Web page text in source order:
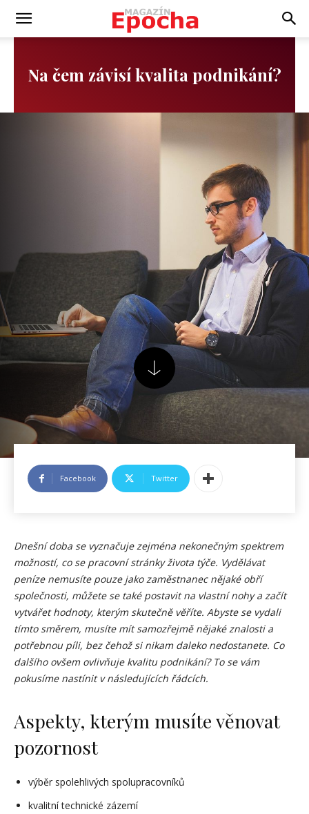
Na čem závisí kvalita podnikání?
Facebook Twitter
Dnešní doba se vyznačuje zejména nekonečným spektrem
možností, co se pracovní stránky života týče. Vydělávat
peníze nemusíte pouze jako zaměstnanec nějaké obří
společnosti, můžete se také postavit na vlastní nohy a začít
vytvářet hodnoty, kterým skutečně věříte. Abyste se vydali
tímto směrem, musíte mít samozřejmě nějaké znalosti a
potřebnou píli, bez čehož si nikam daleko nedostanete. Co
dalšího ovšem ovlivňuje kvalitu podnikání? To se vám
pokusíme nastínit v následujících řádcích.
Aspekty, kterým musíte věnovat
pozornost
výběr spolehlivých spolupracovníků
kvalitní technické zázemí